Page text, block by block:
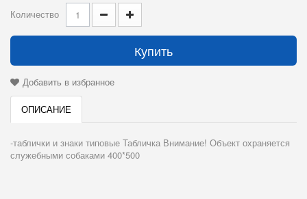
Количество
Купить
Добавить в избранное
ОПИСАНИЕ
-таблички и знаки типовые Табличка Внимание! Объект охраняется
служебными собаками 400*500